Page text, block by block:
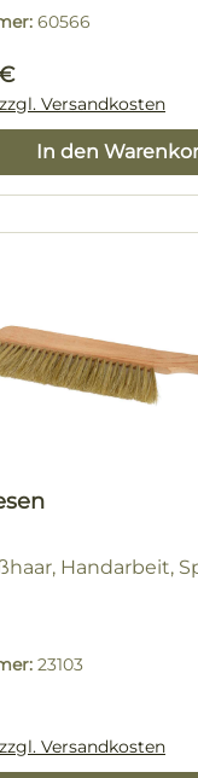
60566
zzgl. Versandkosten
In den
Handarbeit,
23103
zzgl. Versandkosten